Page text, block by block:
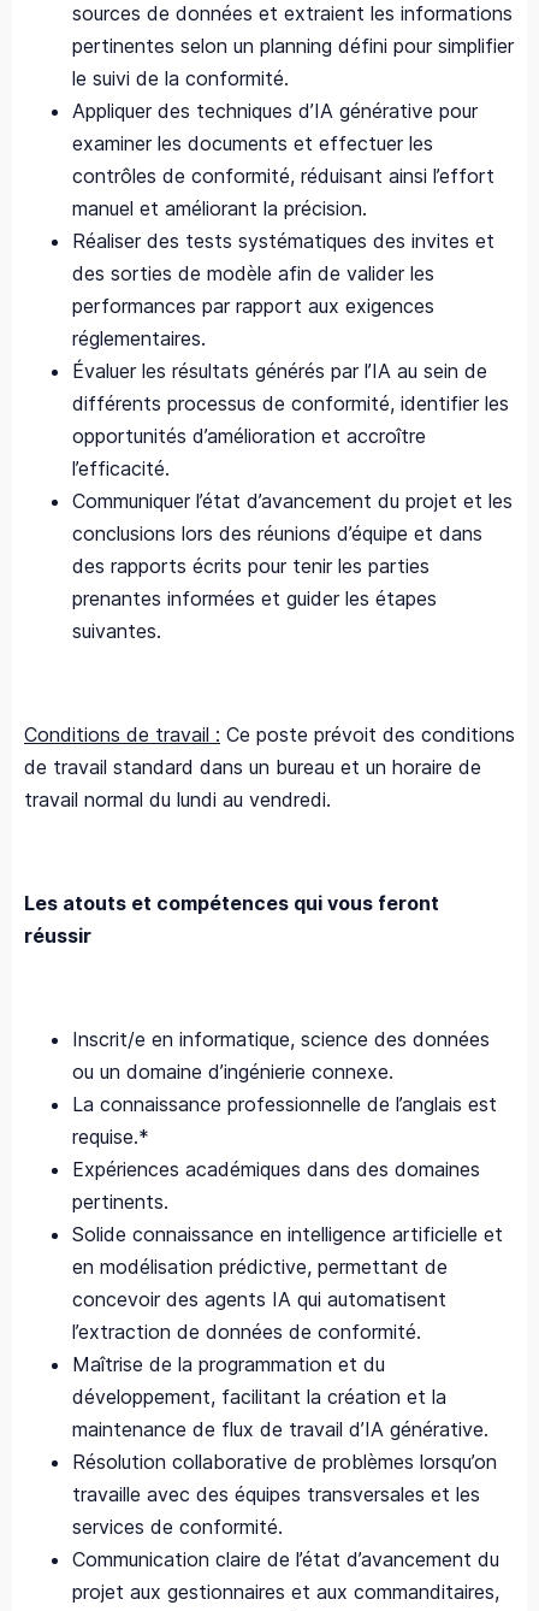
sources de données et extraient les informations
pertinentes selon un planning défini pour simplifier
le suivi de la conformité.
Appliquer des techniques d’IA générative pour
examiner les documents et effectuer les
contrôles de conformité, réduisant ainsi l’effort
manuel et améliorant la précision.
Réaliser des tests systématiques des invites et
des sorties de modèle afin de valider les
performances par rapport aux exigences
réglementaires.
Évaluer les résultats générés par l’IA au sein de
différents processus de conformité, identifier les
opportunités d’amélioration et accroître
l’efficacité.
Communiquer l’état d’avancement du projet et les
conclusions lors des réunions d’équipe et dans
des rapports écrits pour tenir les parties
prenantes informées et guider les étapes
suivantes.
Conditions de travail : Ce poste prévoit des conditions
de travail standard dans un bureau et un horaire de
travail normal du lundi au vendredi.
Les atouts et compétences qui vous feront
réussir
Inscrit/e en informatique, science des données
ou un domaine d’ingénierie connexe.
La connaissance professionnelle de l’anglais est
requise.*
Expériences académiques dans des domaines
pertinents.
Solide connaissance en intelligence artificielle et
en modélisation prédictive, permettant de
concevoir des agents IA qui automatisent
l’extraction de données de conformité.
Maîtrise de la programmation et du
développement, facilitant la création et la
maintenance de flux de travail d’IA générative.
Résolution collaborative de problèmes lorsqu’on
travaille avec des équipes transversales et les
services de conformité.
Communication claire de l’état d’avancement du
projet aux gestionnaires et aux commanditaires,